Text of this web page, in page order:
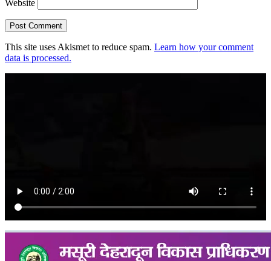
Website
This site uses Akismet to reduce spam. Learn how your comment
data is processed.